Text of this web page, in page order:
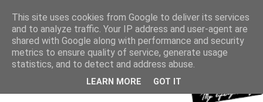
This site uses cookies from Google to deliver its services
and to analyze traffic. Your IP address and user-agent are
shared with Google along with performance and security
metrics to ensure quality of service, generate usage
statistics, and to detect and address abuse.
LEARN MORE GOT IT